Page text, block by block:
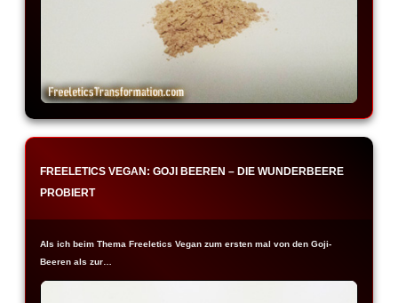
FREELETICS VEGAN: GOJI BEEREN – DIE WUNDERBEERE
PROBIERT
Als ich beim Thema Freeletics Vegan zum ersten mal von den Goji-
Beeren als zur…